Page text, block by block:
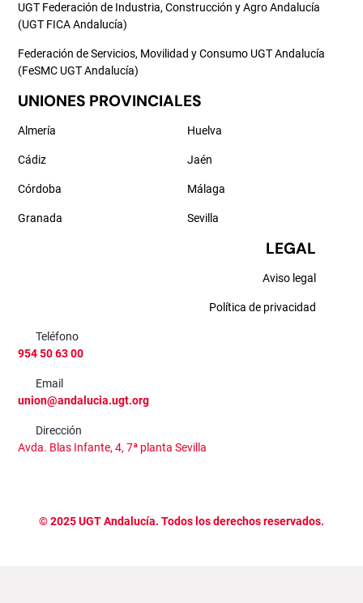
UGT Federación de Industria, Construcción y Agro Andalucía
(UGT FICA Andalucía)
Federación de Servicios, Movilidad y Consumo UGT Andalucía
(FeSMC UGT Andalucía)
UNIONES PROVINCIALES
Almería
Cádiz
Córdoba
Granada
Huelva
Jaén
Málaga
Sevilla
LEGAL
Aviso legal
Política de privacidad
Teléfono
954 50 63 00
Email
union@andalucia.ugt.org
Dirección
Avda. Blas Infante, 4, 7ª planta Sevilla
©2025UGT Andalucía. Todos los derechos reservados.